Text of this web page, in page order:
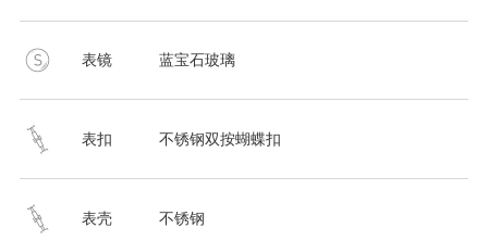
表镜 蓝宝石玻璃
表扣 不锈钢双按蝴蝶扣
表壳 不锈钢